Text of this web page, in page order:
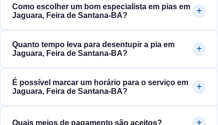
Como escolher um bom especialista em pias em
Jaguara, Feira de Santana‑BA?
Quanto tempo leva para desentupir a pia em
Jaguara, Feira de Santana‑BA?
É possível marcar um horário para o serviço em
Jaguara, Feira de Santana‑BA?
Quais meios de pagamento são aceitos?